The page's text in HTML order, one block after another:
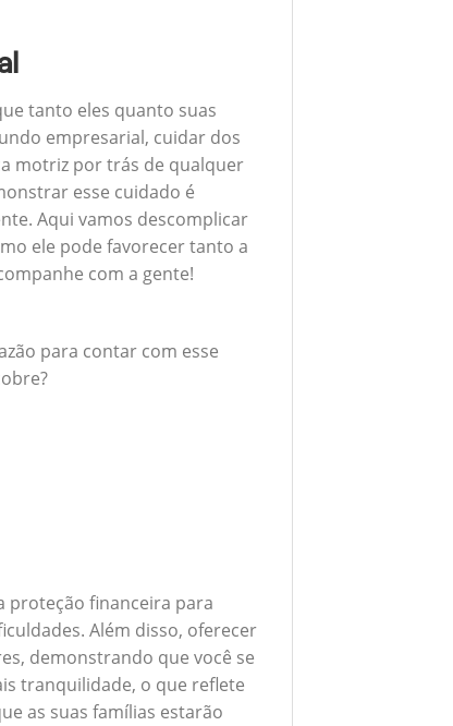
tanto eles quanto suas
empresarial, cuidar dos
motriz por trás de qualquer
esse cuidado é
Aqui vamos descomplicar
ele pode favorecer tanto a
com a gente!
para contar com esse
proteção financeira para
Além disso, oferecer
demonstrando que você se
tranquilidade, o que reflete
as suas famílias estarão